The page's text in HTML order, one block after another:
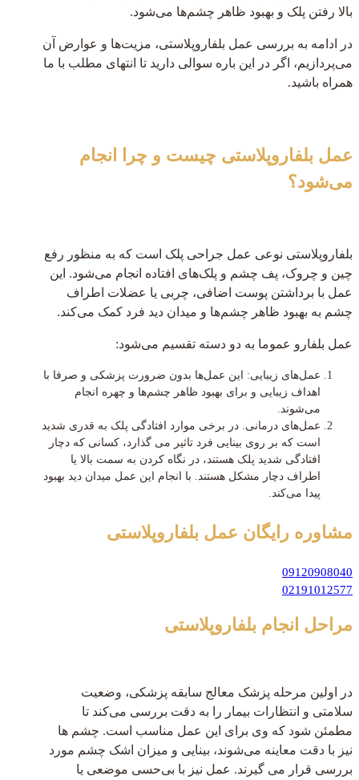
بالا رفتن پلک و بهبود ظاهر چشم‌ها می‌شود.
در ادامه به بررسی عمل بلفاروپلاستی، مزیت‌ها و عوارض آن
می‌پردازیم، اگر در این باره سوالی دارید تا انتهای مطلب با ما
همراه باشید.
عمل بلفاروپلاستی چیست و چرا انجام
می‌شود؟
بلفاروپلاستی نوعی عمل جراحی پلک است که به منظور رفع
چین و چروک، پف چشم و پلک‌های افتاده انجام می‌شود. این
عمل با برداشتن پوست اضافی، چربی یا عضلات اطراف
چشم به بهبود ظاهر چشم‌ها و میدان دید فرد کمک می‌کند.
عمل بلفارو عموما به دو دسته تقسیم می‌شود:
عمل‌های زیبایی: این عمل‌ها بدون ضرورت پزشکی و صرفا با
اهداف زیبایی و برای بهبود ظاهر چشم‌ها و چهره انجام
می‌شوند.
عمل‌های درمانی. در برخی موارد افتادگی پلک به قدری شدید
است که بر روی بینایی فرد تاثیر می گذارد، کسانی که دچار
افتادگی شدید پلک هستند، در نگاه کردن به سمت بالا یا
اطراف دچار مشکل هستند. با انجام این عمل‌ میدان دید بهبود
پیدا می‌کند.
مشاوره رایگان عمل بلفاروپلاستی
09120908040
02191012577
مراحل انجام بلفاروپلاستی
در اولین مرحله پزشک معالج سابقه پزشکی، وضعیت
سلامتی و انتظارات بیمار را به دقت بررسی می‌کند تا
مطمئن شود که وی برای این عمل مناسب است. چشم ها
نیز با دقت معاینه می‌شوند، بینایی و میزان اشک چشم مورد
بررسی قرار می گیرند. عمل نیز با بی‌حسی موضعی یا